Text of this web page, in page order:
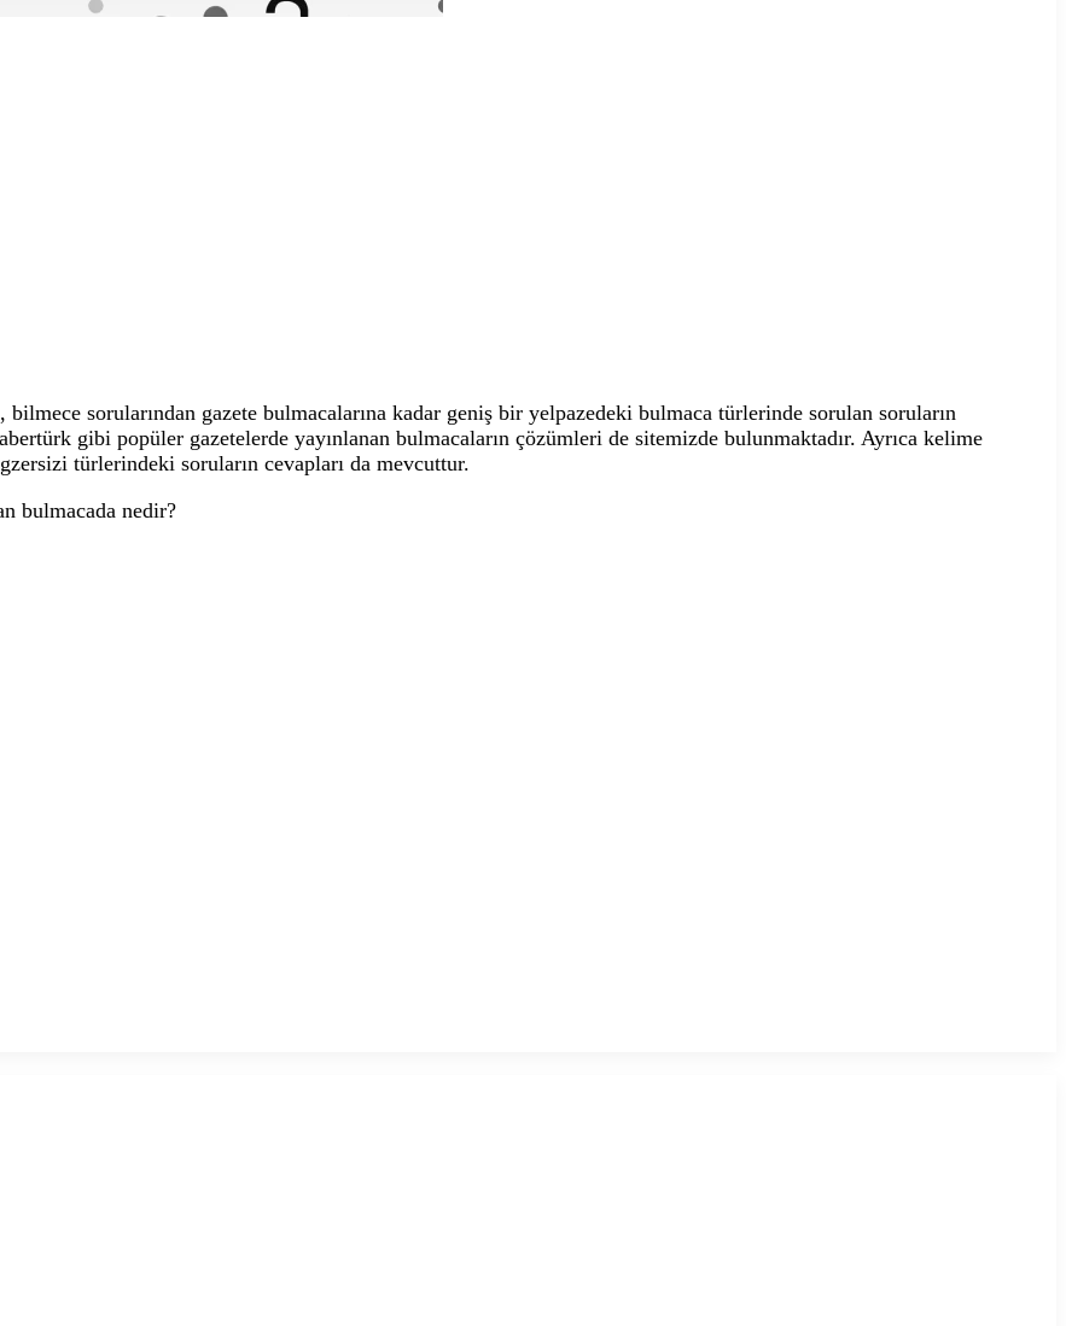
sorularından gazete bulmacalarına kadar geniş bir yelpazedeki bulmaca türlerinde sorulan soruların
gibi popüler gazetelerde yayınlanan bulmacaların çözümleri de sitemizde bulunmaktadır. Ayrıca kelime
türlerindeki soruların cevapları da mevcuttur.
bulmacada nedir?